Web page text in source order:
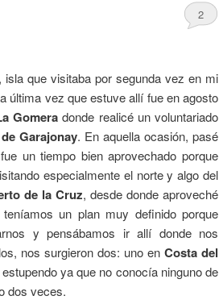
2
isla que visitaba por segunda vez en mi
última vez que estuve allí fue en agosto
Gomera donde realicé un voluntariado
Garajonay. En aquella ocasión, pasé
un tiempo bien aprovechado porque
especialmente el norte y algo del
de la Cruz, desde donde aproveché
un plan muy definido porque
y pensábamos ir allí donde nos
nos surgieron dos: uno en Costa del
ya que no conocía ninguno de
dos veces.